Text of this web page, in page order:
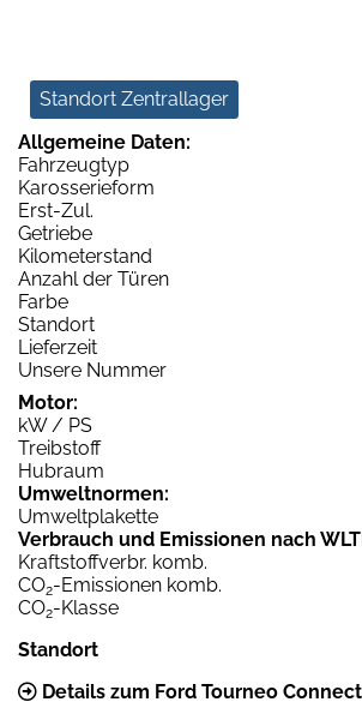
Standort Zentrallager
Allgemeine Daten:
Fahrzeugtyp
Karosserieform
Erst-Zul.
Getriebe
Kilometerstand
Anzahl der Türen
Farbe
Standort
Lieferzeit
Unsere Nummer
Motor:
kW / PS
Treibstoff
Hubraum
Umweltnormen:
Umweltplakette
Verbrauch und Emissionen nach
Kraftstoffverbr. komb.
CO2-Emissionen komb.
CO2-Klasse
Standort
Details zum Ford Tourneo